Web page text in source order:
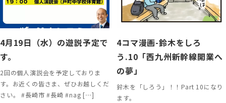
4月19日（水）の遊説予定で
す。
2回の個人演説会を予定しておりま
す。お近くの皆さま、ぜひお越しくだ
さい。 #長崎市 #長崎 #nag […]
4コマ漫画-鈴木をしろ
う.10「西九州新幹線開業へ
の夢」
鈴木を「しろう」！！Part 10になり
ます。